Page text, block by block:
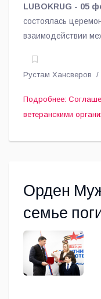
LUBOKRUG - 05
состоялась
взаимодействии
(ООВАЛВ
ветеранов СВО,
Рустам Хансверов
Подробнее:
ветеранскими
Орден
семье
героя из